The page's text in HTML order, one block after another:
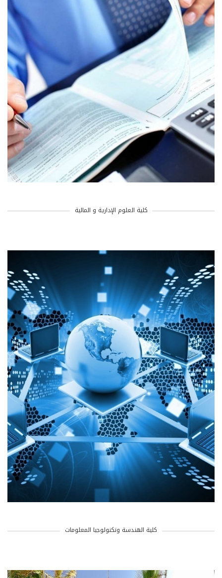
كلية العلوم الإدارية و المالية
كلية الهندسة وتكنولوجيا المعلومات